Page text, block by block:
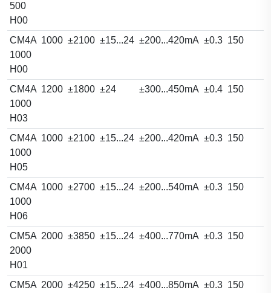
500
H00
CM4A
1000
H00
1000 ±2100 ±15...24 ±200...420mA ±0.3 150
CM4A
1000
H03
1200 ±1800 ±24 ±300...450mA ±0.4 150
CM4A
1000
H05
1000 ±2100 ±15...24 ±200...420mA ±0.3 150
CM4A
1000
H06
1000 ±2700 ±15...24 ±200...540mA ±0.3 150
CM5A
2000
H01
2000 ±3850 ±15...24 ±400...770mA ±0.3 150
CM5A 2000 ±4250 ±15...24 ±400...850mA ±0.3 150